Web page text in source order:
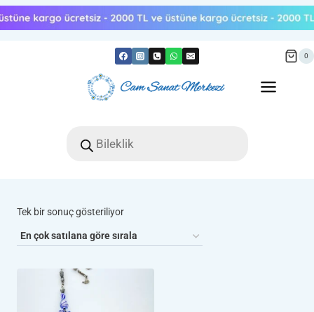
Skip
to
0
search
Tek bir sonuç gösteriliyor